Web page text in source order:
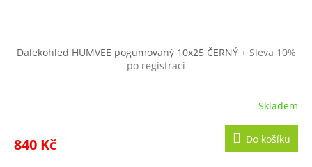
Dalekohled HUMVEE pogumovaný 10x25 ČERNÝ + Sleva 10%
po registraci
Skladem
840 Kč Do košíku